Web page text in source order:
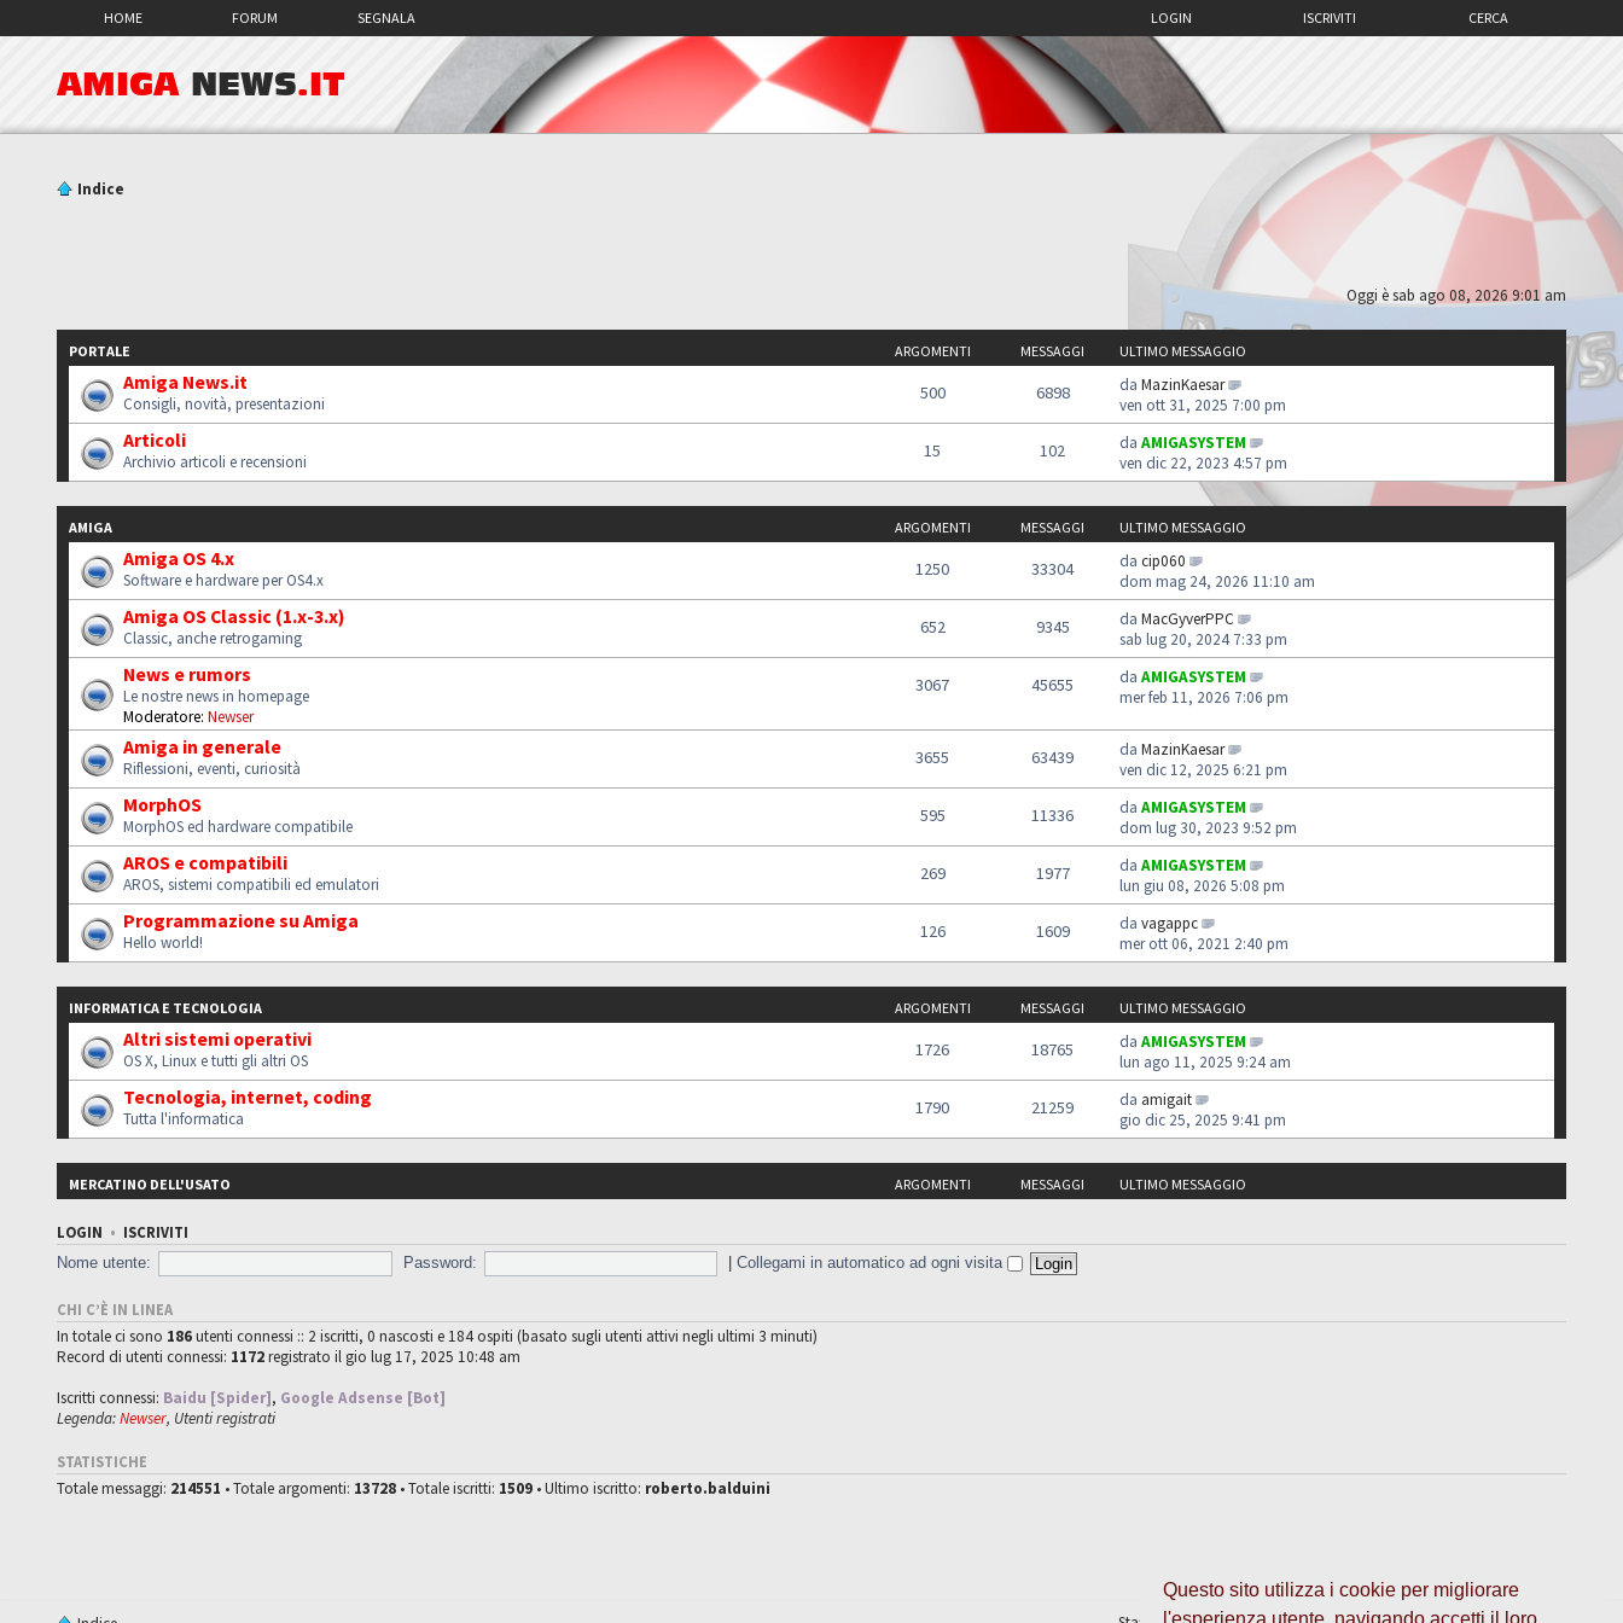
Questo sito utilizza i cookie per migliorare
l'esperienza utente, navigando accetti il loro
HOME FORUM SEGNALA CERCA
ISCRIVITI
LOGIN
AMIGA NEWS.IT
Indice
Oggi è sab ago 08, 2026 9:01 am
PORTALE ARGOMENTI MESSAGGI ULTIMO MESSAGGIO
Amiga News.it
Consigli, novità, presentazioni
500 6898 da MazinKaesar
ven ott 31, 2025 7:00 pm
Articoli
Archivio articoli e recensioni
15 102 da AMIGASYSTEM
ven dic 22, 2023 4:57 pm
AMIGA ARGOMENTI MESSAGGI ULTIMO MESSAGGIO
Amiga OS 4.x
Software e hardware per OS4.x
1250 33304 da cip060
dom mag 24, 2026 11:10 am
Amiga OS Classic (1.x-3.x)
Classic, anche retrogaming
652 9345 da MacGyverPPC
sab lug 20, 2024 7:33 pm
News e rumors
Le nostre news in homepage
Moderatore: Newser
3067 45655 da AMIGASYSTEM
mer feb 11, 2026 7:06 pm
Amiga in generale
Riflessioni, eventi, curiosità
3655 63439 da MazinKaesar
ven dic 12, 2025 6:21 pm
MorphOS
MorphOS ed hardware compatibile
595 11336 da AMIGASYSTEM
dom lug 30, 2023 9:52 pm
AROS e compatibili
AROS, sistemi compatibili ed emulatori
269 1977 da AMIGASYSTEM
lun giu 08, 2026 5:08 pm
Programmazione su Amiga
Hello world!
126 1609 da vagappc
mer ott 06, 2021 2:40 pm
INFORMATICA E TECNOLOGIA ARGOMENTI MESSAGGI ULTIMO MESSAGGIO
Altri sistemi operativi
OS X, Linux e tutti gli altri OS
1726 18765 da AMIGASYSTEM
lun ago 11, 2025 9:24 am
Tecnologia, internet, coding
Tutta l'informatica
1790 21259 da amigait
gio dic 25, 2025 9:41 pm
MERCATINO DELL'USATO ARGOMENTI MESSAGGI ULTIMO MESSAGGIO
LOGIN • ISCRIVITI
Nome utente:
Password: |Collegami in automatico ad ogni visita
CHI C’È IN LINEA
In totale ci sono 186utenti connessi :: 2 iscritti, 0 nascosti e 184 ospiti (basato sugli utenti attivi negli ultimi 3 minuti)
Record di utenti connessi: 1172registrato il gio lug 17, 2025 10:48 am
Iscritti connessi: Baidu [Spider], Google Adsense [Bot]
Legenda:Newser, Utenti registrati
STATISTICHE
Totale messaggi: 214551 • Totale argomenti: 13728 • Totale iscritti: 1509 • Ultimo iscritto: roberto.balduini